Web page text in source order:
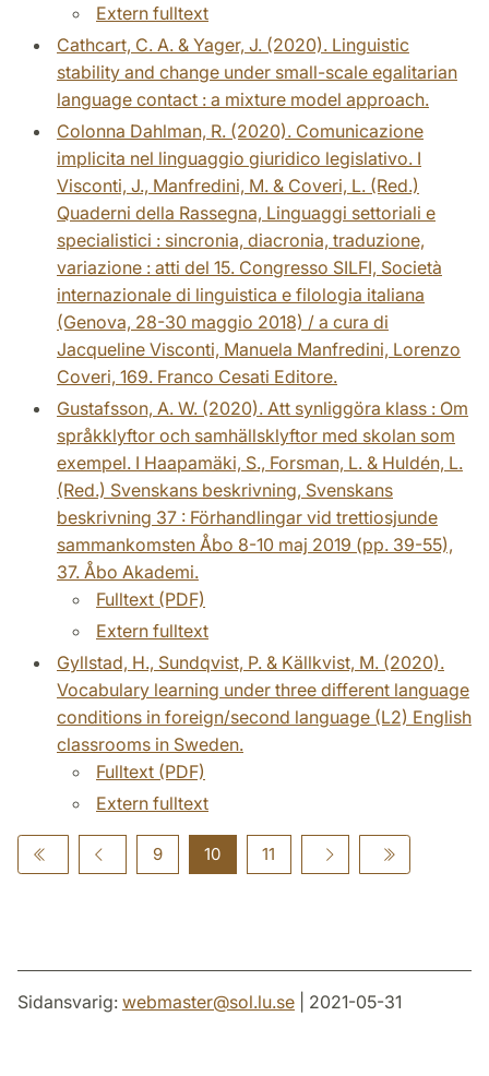
Extern fulltext
Cathcart, C. A. & Yager, J. (2020). Linguistic
stability and change under small-scale egalitarian
language contact : a mixture model approach.
Colonna Dahlman, R. (2020). Comunicazione
implicita nel linguaggio giuridico legislativo. I
Visconti, J., Manfredini, M. & Coveri, L. (Red.)
Quaderni della Rassegna, Linguaggi settoriali e
specialistici : sincronia, diacronia, traduzione,
variazione : atti del 15. Congresso SILFI, Società
internazionale di linguistica e filologia italiana
(Genova, 28-30 maggio 2018) / a cura di
Jacqueline Visconti, Manuela Manfredini, Lorenzo
Coveri, 169. Franco Cesati Editore.
Gustafsson, A. W. (2020). Att synliggöra klass : Om
språkklyftor och samhällsklyftor med skolan som
exempel. I Haapamäki, S., Forsman, L. & Huldén, L.
(Red.) Svenskans beskrivning, Svenskans
beskrivning 37 : Förhandlingar vid trettiosjunde
sammankomsten Åbo 8-10 maj 2019 (pp. 39-55),
37. Åbo Akademi.
Fulltext (PDF)
Extern fulltext
Gyllstad, H., Sundqvist, P. & Källkvist, M. (2020).
Vocabulary learning under three different language
conditions in foreign/second language (L2) English
classrooms in Sweden.
Fulltext (PDF)
Extern fulltext
9 10 11
Sidansvarig: webmaster@sol.lu.se | 2021-05-31